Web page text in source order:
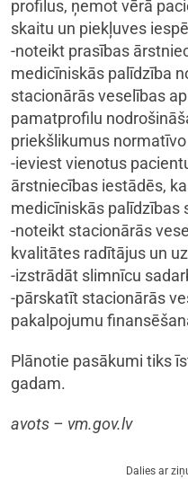
profilus, ņemot vērā
skaitu un piekļuves
-noteikt prasības
medicīniskās palīdzība
stacionārās veselības
pamatprofilu
priekšlikumus
-ieviest vienotus
ārstniecības iestādēs,
medicīniskās palīdzības
-noteikt stacionārās
kvalitātes radītājus un
-izstrādāt slimnīcu
-pārskatīt stacionārās
pakalpojumu
Plānotie pasākumi tiks
gadam.
avots – vm.gov.lv
Dalies ar